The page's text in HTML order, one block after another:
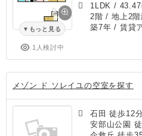
もっと見る
1人検討中
1LDK /
2階 / 地上2階
築7年 / 賃貸
メゾン ド ソレイユの空室を探す
石田 徒歩12分
安部山公園